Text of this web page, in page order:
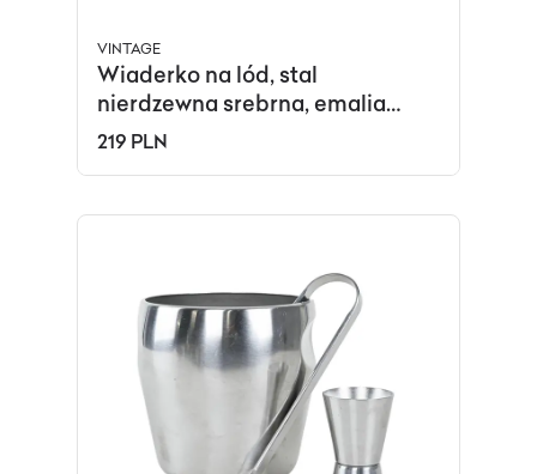
VINTAGE
Wiaderko na lód, stal
nierdzewna srebrna, emalia
niebieska, Włochy, lata 70.
219 PLN